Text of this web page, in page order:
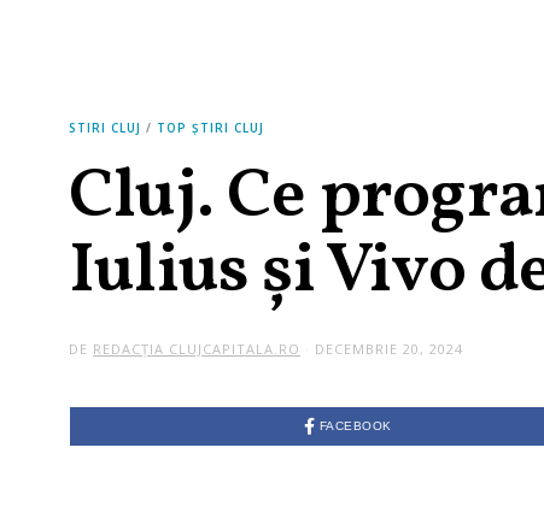
STIRI CLUJ / TOP ȘTIRI CLUJ
Cluj. Ce
Iulius și Vivo
DE REDACȚIA CLUJCAPITALA.RO DECEMBRIE 20, 2024
FACEBOOK